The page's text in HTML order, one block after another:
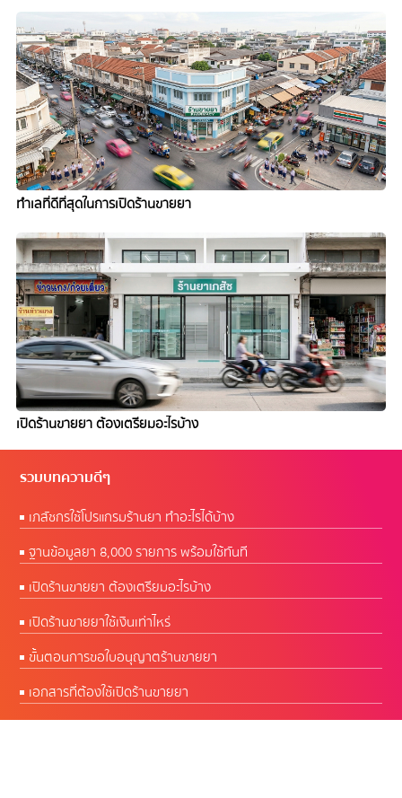
เอกสารที่ต้องใช้เปิดร้านขายยา
ทำเลที่ดีที่สุดในการเปิดร้านขายยา
เปิดร้านขายยา ต้องเตรียมอะไรบ้าง
รวมบทความดีๆ
เภสัชกรใช้โปรแกรมร้านยา ทำอะไรได้บ้าง
ฐานข้อมูลยา 8,000 รายการ พร้อมใช้ทันที